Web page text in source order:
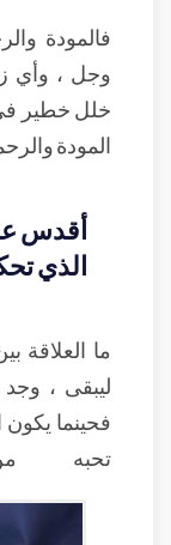
فالمودة
وجل ، وأي
خلل خطير
المودة
أقدس
الذي
ما العلاقة
ليبقى ،
فحينما
تحبه